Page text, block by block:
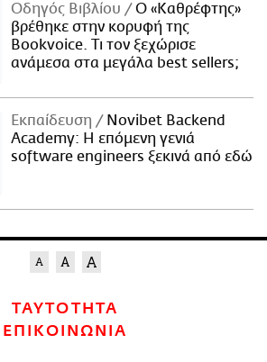
Οδηγός Βιβλίου
Ο «Καθρέφτης»
βρέθηκε στην κορυφή της
Bookvoice. Τι τον ξεχώρισε
ανάμεσα στα μεγάλα best sellers;
Εκπαίδευση
Novibet Backend
Academy: Η επόμενη γενιά
software engineers ξεκινά από εδώ
ΤΑΥΤΟΤΗΤΑ
ΕΠΙΚΟΙΝΩΝΙΑ